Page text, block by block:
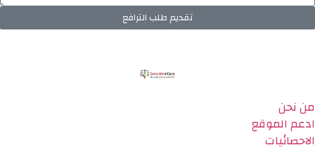
تقديم طلب الترافع
من نحن
ادعم الموقع
الاحصائيات